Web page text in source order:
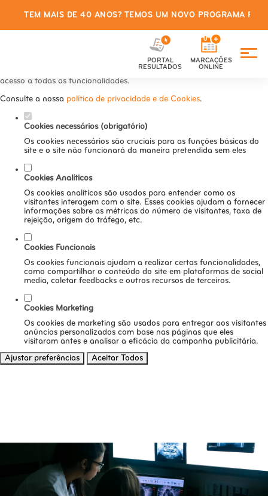
Defina as suas preferências de
cookies para este website.
Este website utiliza cookies estritamente necessários, analíticos e
acesso a todas as funcionalidades.
Consulte a nossa política de privacidade e de Cookies.
Cookies necessários (obrigatório)
Os cookies necessários são cruciais para as funções básicas do
site e o site não funcionará da maneira pretendida sem eles
Cookies Analíticos
Os cookies analíticos são usados para entender como os
visitantes interagem com o site. Esses cookies ajudam a fornecer
informações sobre as métricas do número de visitantes, taxa de
rejeição, origem do tráfego, etc.
Cookies Funcionais
Os cookies funcionais ajudam a realizar certas funcionalidades,
como compartilhar o conteúdo do site em plataformas de social
media, coletar feedbacks e outros recursos de terceiros.
Cookies Marketing
Os cookies de marketing são usados para entregar aos visitantes
anúncios personalizados com base nas páginas que eles
visitaram antes e analisar a eficácia da campanha publicitária.
Ajustar preferências
Aceitar Todos
TEM MAIS DE 40 ANOS? TEMOS UM NOVO PROGRAMA
PORTAL
RESULTADOS
MARCAÇÕES
ONLINE